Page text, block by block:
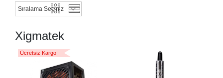
Xigmatek
Ücretsiz Kargo